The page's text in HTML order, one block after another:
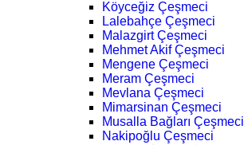
Köyceğiz Çeşmeci
Lalebahçe Çeşmeci
Malazgirt Çeşmeci
Mehmet Akif Çeşmeci
Mengene Çeşmeci
Meram Çeşmeci
Mevlana Çeşmeci
Mimarsinan Çeşmeci
Musalla Bağları Çeşmeci
Nakipoğlu Çeşmeci